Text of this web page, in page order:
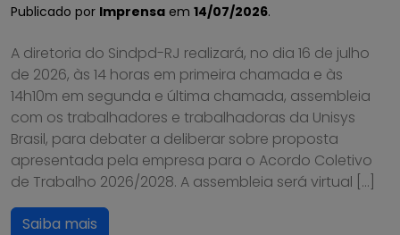
Publicado por Imprensa em 14/07/2026.
A diretoria do Sindpd-RJ realizará, no dia 16 de julho
de 2026, às 14 horas em primeira chamada e às
14h10m em segunda e última chamada, assembleia
com os trabalhadores e trabalhadoras da Unisys
Brasil, para debater a deliberar sobre proposta
apresentada pela empresa para o Acordo Coletivo
de Trabalho 2026/2028. A assembleia será virtual […]
Saiba mais